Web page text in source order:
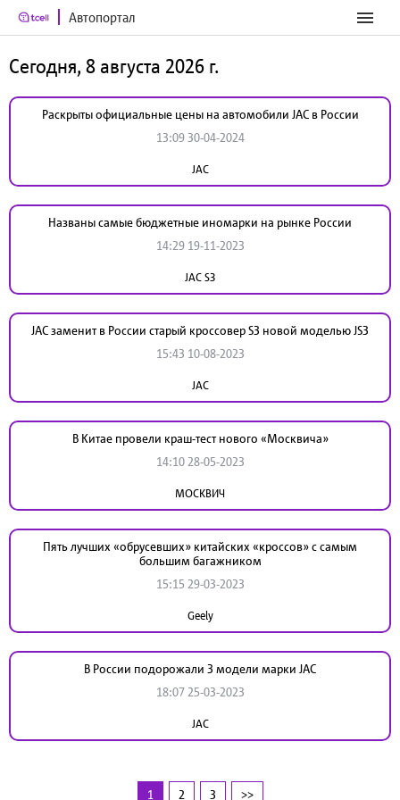
Автопортал
Сегодня, 8 августа 2026 г.
Раскрыты официальные цены на автомобили JAC в России
13:09 30-04-2024
JAC
Названы самые бюджетные иномарки на рынке России
14:29 19-11-2023
JAC S3
JAC заменит в России старый кроссовер S3 новой моделью JS3
15:43 10-08-2023
JAC
В Китае провели краш-тест нового «Москвича»
14:10 28-05-2023
МОСКВИЧ
Пять лучших «обрусевших» китайских «кроссов» с самым
большим багажником
15:15 29-03-2023
Geely
В России подорожали 3 модели марки JAC
18:07 25-03-2023
JAC
1 2 3 >>